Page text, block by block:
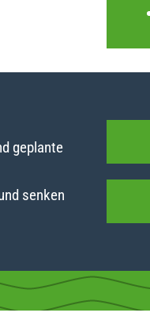
geplante
senken